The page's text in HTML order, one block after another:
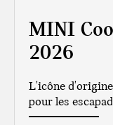
MINI
2026
L'icône
pour les